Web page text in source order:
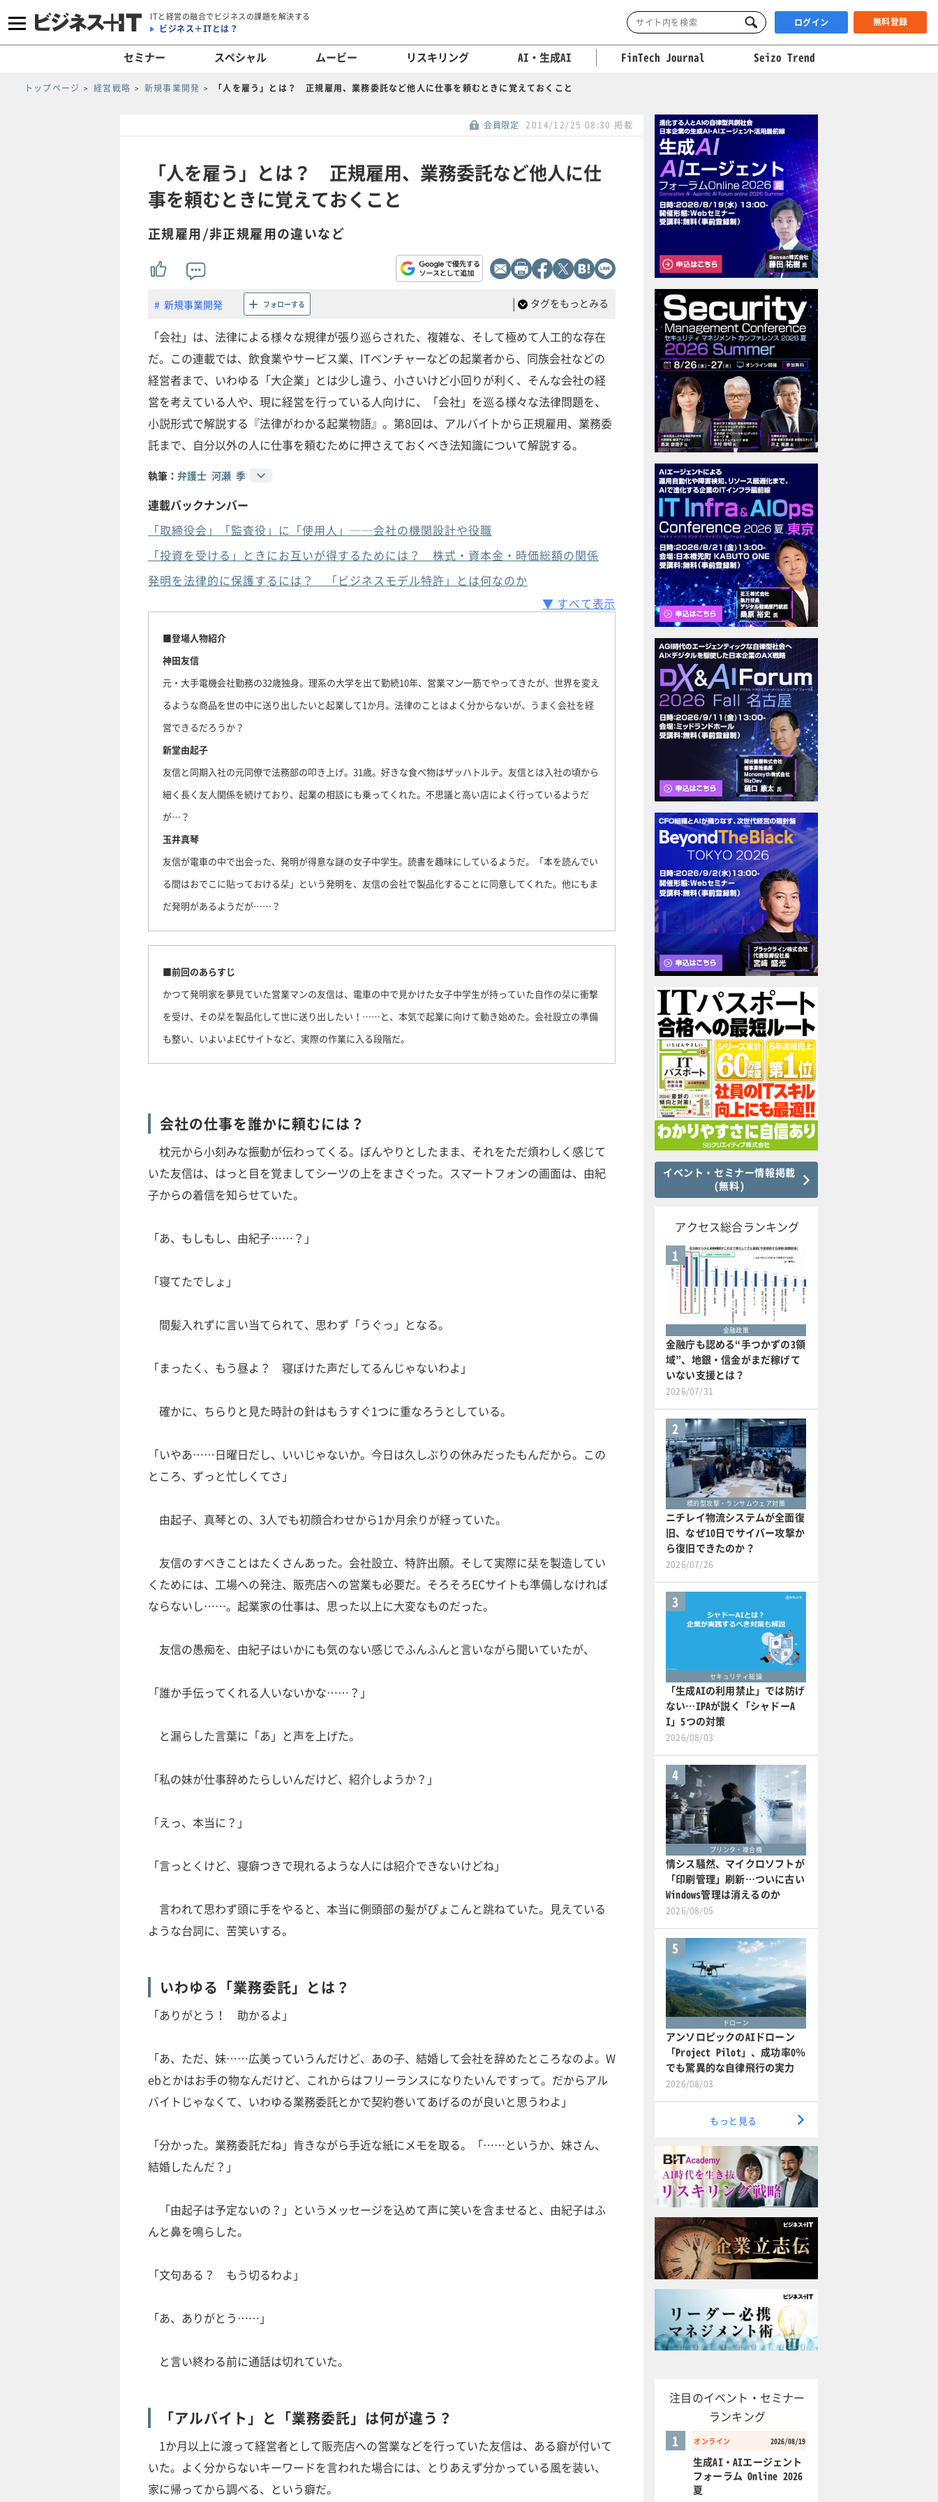
ITと経営の融合でビジネスの課題を解決する
ビジネス＋ITとは？ ログイン 無料登録
セミナー スペシャル ムービー リスキリング AI・生成AI FinTech Journal Seizo Trend
トップページ 経営戦略 新規事業開発 「人を雇う」とは？ 正規雇用、業務委託など他人に仕事を頼むときに覚えておくこと
会員限定 2014/12/25 08:30 掲載
「人を雇う」とは？ 正規雇用、業務委託など他人に仕
事を頼むときに覚えておくこと
正規雇用/非正規雇用の違いなど
新規事業開発 フォローする | タグをもっとみる
「会社」は、法律による様々な規律が張り巡らされた、複雑な、そして極めて人工的な存在
だ。この連載では、飲食業やサービス業、ITベンチャーなどの起業者から、同族会社などの
経営者まで、いわゆる「大企業」とは少し違う、小さいけど小回りが利く、そんな会社の経
営を考えている人や、現に経営を行っている人向けに、「会社」を巡る様々な法律問題を、
小説形式で解説する『法律がわかる起業物語』。第8回は、アルバイトから正規雇用、業務委
託まで、自分以外の人に仕事を頼むために押さえておくべき法知識について解説する。
執筆： 弁護士 河瀬 季
連載バックナンバー
「取締役会」「監査役」に「使用人」──会社の機関設計や役職
「投資を受ける」ときにお互いが得するためには？ 株式・資本金・時価総額の関係
発明を法律的に保護するには？ 「ビジネスモデル特許」とは何なのか
▼ すべて表示
■登場人物紹介
神田友信
元・大手電機会社勤務の32歳独身。理系の大学を出て勤続10年、営業マン一筋でやってきたが、世界を変え
るような商品を世の中に送り出したいと起業して1か月。法律のことはよく分からないが、うまく会社を経
営できるだろうか？
新堂由起子
友信と同期入社の元同僚で法務部の叩き上げ。31歳。好きな食べ物はザッハトルテ。友信とは入社の頃から
細く長く友人関係を続けており、起業の相談にも乗ってくれた。不思議と高い店によく行っているようだ
が…？
玉井真琴
友信が電車の中で出会った、発明が得意な謎の女子中学生。読書を趣味にしているようだ。「本を読んでい
る間はおでこに貼っておける栞」という発明を、友信の会社で製品化することに同意してくれた。他にもま
だ発明があるようだが……？
■前回のあらすじ
かつて発明家を夢見ていた営業マンの友信は、電車の中で見かけた女子中学生が持っていた自作の栞に衝撃
を受け、その栞を製品化して世に送り出したい！……と、本気で起業に向けて動き始めた。会社設立の準備
も整い、いよいよECサイトなど、実際の作業に入る段階だ。
会社の仕事を誰かに頼むには？
枕元から小刻みな振動が伝わってくる。ぼんやりとしたまま、それをただ煩わしく感じて
いた友信は、はっと目を覚ましてシーツの上をまさぐった。スマートフォンの画面は、由紀
子からの着信を知らせていた。
「あ、もしもし、由紀子……？」
「寝てたでしょ」
間髪入れずに言い当てられて、思わず「うぐっ」となる。
「まったく、もう昼よ？ 寝ぼけた声だしてるんじゃないわよ」
確かに、ちらりと見た時計の針はもうすぐ1つに重なろうとしている。
「いやあ……日曜日だし、いいじゃないか。今日は久しぶりの休みだったもんだから。この
ところ、ずっと忙しくてさ」
由起子、真琴との、3人でも初顔合わせから1か月余りが経っていた。
友信のすべきことはたくさんあった。会社設立、特許出願。そして実際に栞を製造してい
くためには、工場への発注、販売店への営業も必要だ。そろそろECサイトも準備しなければ
ならないし……。起業家の仕事は、思った以上に大変なものだった。
友信の愚痴を、由紀子はいかにも気のない感じでふんふんと言いながら聞いていたが、
「誰か手伝ってくれる人いないかな……？」
と漏らした言葉に「あ」と声を上げた。
「私の妹が仕事辞めたらしいんだけど、紹介しようか？」
「えっ、本当に？」
「言っとくけど、寝癖つきで現れるような人には紹介できないけどね」
言われて思わず頭に手をやると、本当に側頭部の髪がぴょこんと跳ねていた。見えている
ような台詞に、苦笑いする。
いわゆる「業務委託」とは？
「ありがとう！ 助かるよ」
「あ、ただ、妹……広美っていうんだけど、あの子、結婚して会社を辞めたところなのよ。W
ebとかはお手の物なんだけど、これからはフリーランスになりたいんですって。だからアル
バイトじゃなくて、いわゆる業務委託とかで契約巻いてあげるのが良いと思うわよ」
「分かった。業務委託だね」肯きながら手近な紙にメモを取る。「……というか、妹さん、
結婚したんだ？」
「由起子は予定ないの？」というメッセージを込めて声に笑いを含ませると、由紀子はふ
んと鼻を鳴らした。
「文句ある？ もう切るわよ」
「あ、ありがとう……」
と言い終わる前に通話は切れていた。
「アルバイト」と「業務委託」は何が違う？
1か月以上に渡って経営者として販売店への営業などを行っていた友信は、ある癖が付いて
いた。よく分からないキーワードを言われた場合には、とりあえず分かっている風を装い、
家に帰ってから調べる、という癖だ。
イベント・セミナー情報掲載
(無料)
アクセス総合ランキング
1
金融政策
金融庁も認める“手つかずの3領
域”、地銀・信金がまだ稼げて
いない支援とは？
2026/07/31
2
標的型攻撃・ランサムウェア対策
ニチレイ物流システムが全面復
旧、なぜ10日でサイバー攻撃か
ら復旧できたのか？
2026/07/26
3
セキュリティ総論
「生成AIの利用禁止」では防げ
ない…IPAが説く「シャドーA
I」5つの対策
2026/08/03
4
プリンタ・複合機
情シス騒然、マイクロソフトが
「印刷管理」刷新…ついに古い
Windows管理は消えるのか
2026/08/05
5
ドローン
アンソロピックのAIドローン
「Project Pilot」、成功率0％
でも驚異的な自律飛行の実力
2026/08/03
もっと見る
注目のイベント・セミナー
ランキング
オンライン 2026/08/19
1
生成AI・AIエージェント
フォーラム Online 2026
夏